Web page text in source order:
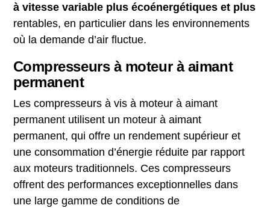
à vitesse variable plus écoénergétiques et plus
rentables, en particulier dans les environnements
où la demande d’air fluctue.
Compresseurs à moteur à aimant
permanent
Les compresseurs à vis à moteur à aimant
permanent utilisent un moteur à aimant
permanent, qui offre un rendement supérieur et
une consommation d’énergie réduite par rapport
aux moteurs traditionnels. Ces compresseurs
offrent des performances exceptionnelles dans
une large gamme de conditions de